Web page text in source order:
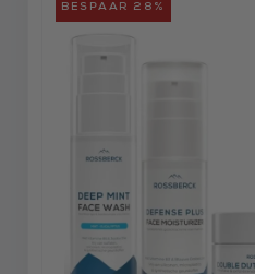
BESPAAR 28%